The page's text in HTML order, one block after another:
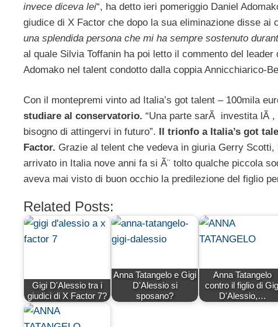
invece diceva lei“, ha detto ieri pomeriggio Daniel
giudice di X Factor che dopo la sua eliminazione disse ai
una splendida persona che mi ha sempre sostenuto
al quale Silvia Toffanin ha poi letto il commento del
Adomako nel talent condotto dalla coppia Annicchiarico-
Con il montepremi vinto ad Italia’s got talent – 100mila
studiare al conservatorio. “Una parte sarÃ investita lÃ ,
bisogno di attingervi in futuro”. Il trionfo a Italia’s got
Factor. Grazie al telent che vedeva in giuria Gerry
arrivato in Italia nove anni fa si Ã¨ tolto qualche piccola
aveva mai visto di buon occhio la predilezione del figlio
Related Posts:
Gigi D'Alessio tra i
giudici di X Factor 7?
Anna Tatangelo e Gigi
D'Alessio si
sposano?
Anna Tatangelo
contro il figlio di
D'Alessio,…